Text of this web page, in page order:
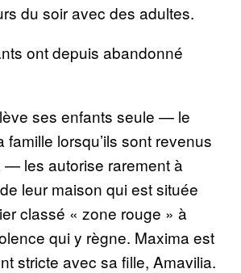
du soir avec des adultes.
ont depuis abandonné
lève ses enfants seule — le
famille lorsqu’ils sont revenus
— les autorise rarementà
leur maison qui est située
classé « zone rouge » à
qui y règne. Maxima est
stricte avec sa fille, Amavilia.